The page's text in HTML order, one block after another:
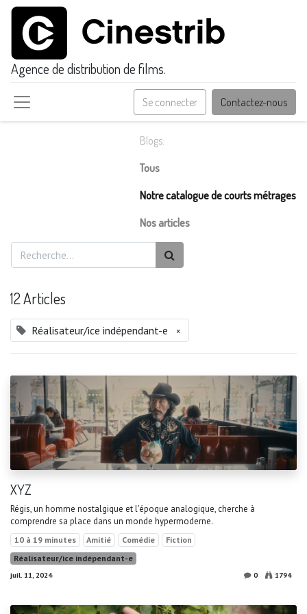
Agence de distribution de films.
Se connecter Contactez-nous
Blogs:
Tous
Notre catalogue de courts métrages
Nos articles
12 Articles
Réalisateur/ice indépendant-e ×
XYZ
Régis, un homme nostalgique et l'époque analogique, cherche à
comprendre sa place dans un monde hypermoderne.
10 à 19 minutes Amitié Comédie
Fiction
Réalisateur/ice indépendant-e
juil. 11, 2024 0 1794